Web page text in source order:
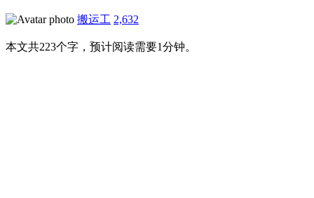
搬运工 2,632
本文共223个字，预计阅读需要1分钟。